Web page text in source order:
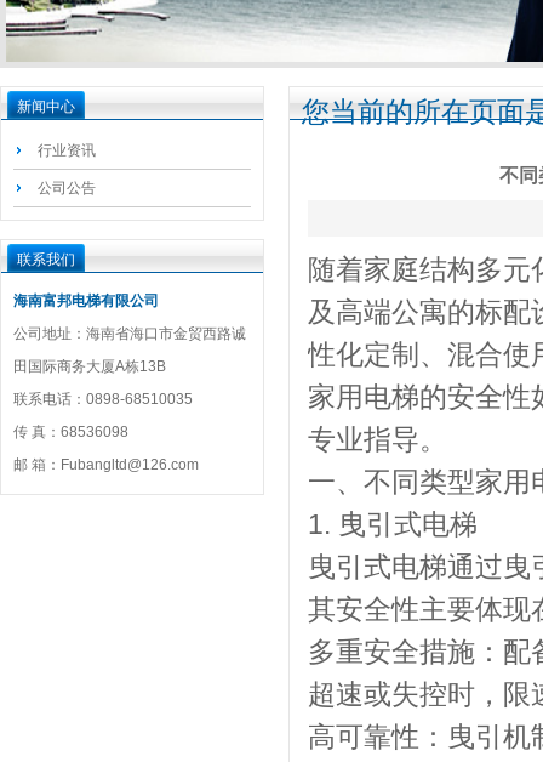
新闻中心
行业资讯
公司公告
联系我们
海南富邦电梯有限公司
公司地址：海南省海口市金贸西路诚
田国际商务大厦A栋13B
联系电话：0898-68510035
传 真：68536098
邮 箱：Fubangltd@126.com
您当前的所在页面
不同
随着家庭结构多元
及高端公寓的标
性化定制、混合使
家用电梯的安全性
专业指导。
一、不同类型家用
1. 曳引式电梯
曳引式电梯通过
其安全性主要体现
多重安全措施：
超速或失控时，限
高可靠性：曳引机